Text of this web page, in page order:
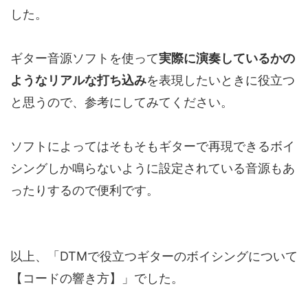
した。
ギター音源ソフトを使って実際に演奏しているかの
ようなリアルな打ち込みを表現したいときに役立つ
と思うので、参考にしてみてください。
ソフトによってはそもそもギターで再現できるボイ
シングしか鳴らないように設定されている音源もあ
ったりするので便利です。
以上、「DTMで役立つギターのボイシングについて
【コードの響き方】」でした。